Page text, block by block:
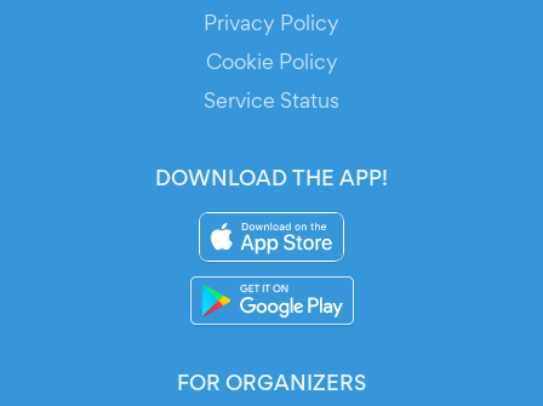
FOR ORGANIZERS
Privacy Policy
Cookie Policy
Service Status
DOWNLOAD THE APP!